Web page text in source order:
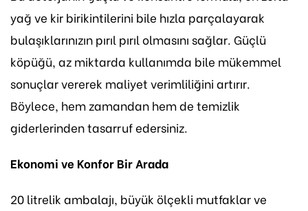
yağ ve kir birikintilerini bile hızla parçalayarak
bulaşıklarınızın pırıl pırıl olmasını sağlar. Güçlü
köpüğü, az miktarda kullanımda bile mükemmel
sonuçlar vererek maliyet verimliliğini artırır.
Böylece, hem zamandan hem de temizlik
giderlerinden tasarruf edersiniz.
Ekonomi ve Konfor Bir Arada
20 litrelik ambalajı, büyük ölçekli mutfaklar ve